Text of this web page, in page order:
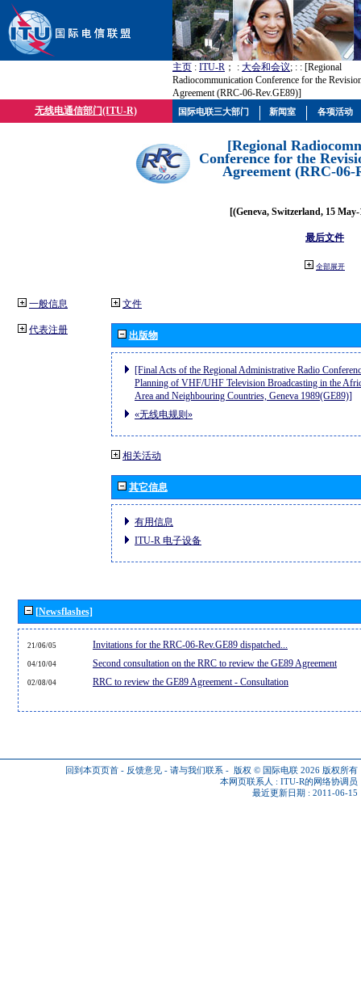
主页 : ITU-R ； : 大会和会议; : : [Regional
Radiocommunication Conference for the
Agreement (RRC-06-Rev.GE89)]
无线电通信部门(ITU-R)
[Regional
Conference for the
Agreement (RRC-06-
[(Geneva, Switzerland, 15
最后文件
全部展开
一般信息
代表注册
文件
出版物
[Final Acts of the Regional Administrative Radio
Planning of VHF/UHF Television Broadcasting in the
Area and Neighbouring Countries, Geneva 1989(GE89)]
«无线电规则»
相关活动
其它信息
有用信息
ITU-R 电子设备
[Newsflashes]
21/06/05 Invitations for the RRC-06-Rev.GE89 dispatched...
04/10/04 Second consultation on the RRC to review the GE89 Agreement
02/08/04 RRC to review the GE89 Agreement - Consultation
回到本页页首 - 反馈意见 - 请与我们联系 - 版权 © 国际电联 2026 版权所有
本网页联系人 : ITU-R的网络协调员
最近更新日期 : 2011-06-15
国际电联三大部门 新闻室 各项活动